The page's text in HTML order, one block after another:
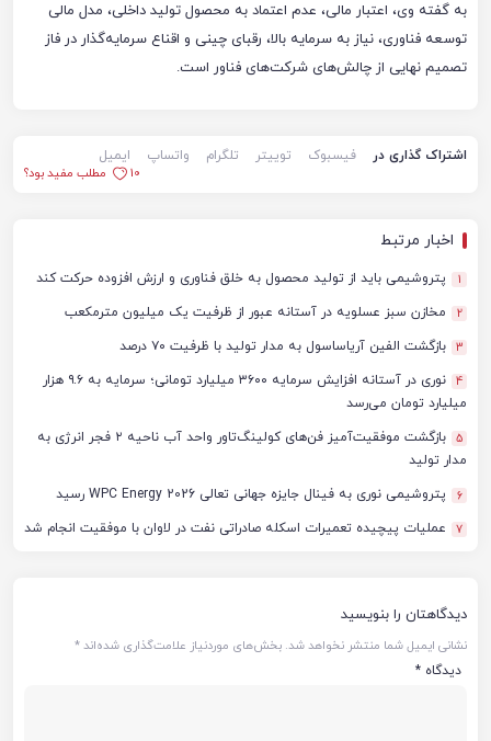
به گفته وی، اعتبار مالی، عدم اعتماد به محصول تولید داخلی، مدل مالی
توسعه فناوری، نیاز به سرمایه بالا، رقبای چینی و اقناع سرمایه‌گذار در فاز
تصمیم نهایی از چالش‌های شرکت‌های فناور است.
اشتراک گذاری در فیسبوک توییتر تلگرام واتساپ
ایمیل
10
مطلب مفید بود؟
اخبار مرتبط
1 پتروشیمی باید از تولید محصول به خلق فناوری و ارزش افزوده حرکت کند
2 مخازن سبز عسلویه در آستانه عبور از ظرفیت یک میلیون مترمکعب
3 بازگشت الفین آریاساسول به مدار تولید با ظرفیت ۷۰ درصد
4
نوری در آستانه افزایش سرمایه ۳۶۰۰ میلیارد تومانی؛ سرمایه به ۹.۶ هزار
میلیارد تومان می‌رسد
5
بازگشت موفقیت‌آمیز فن‌های کولینگ‌تاور واحد آب ناحیه ۲ فجر انرژی به
مدار تولید
6 پتروشیمی نوری به فینال جایزه جهانی تعالی WPC Energy 2026 رسید
7 عملیات پیچیده تعمیرات اسکله صادراتی نفت در لاوان با موفقیت انجام شد
دیدگاهتان را بنویسید
نشانی ایمیل شما منتشر نخواهد شد. بخش‌های موردنیاز علامت‌گذاری شده‌اند*
دیدگاه *